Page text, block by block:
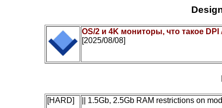
OS/2 и 4K мониторы, что такое DPI
[2025/08/08]
[HARD]
|| 1.5Gb, 2.5Gb RAM restrictions on